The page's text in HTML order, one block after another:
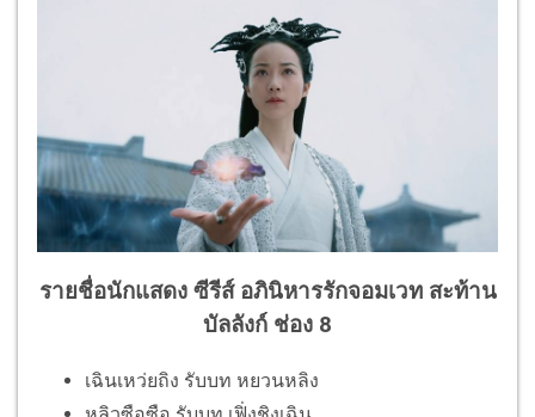
รายชื่อนักแสดง ซีรีส์ อภินิหารรักจอมเวท สะท้าน
บัลลังก์ ช่อง 8
เฉินเหว่ยถิง รับบท หยวนหลิง